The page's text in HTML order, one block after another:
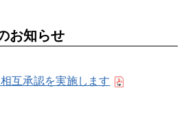
お知らせ
互承認を実施します